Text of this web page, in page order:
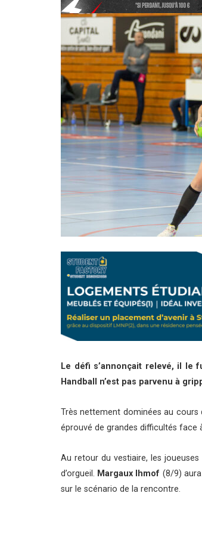
Le défi s’annonçait relevé, il le
Handball n’est pas parvenu à
Très nettement dominées au cours
éprouvé de grandes difficultés face
Au retour du vestiaire, les
d’orgueil. Margaux Ihmof (8/9)
sur le scénario de la rencontre.